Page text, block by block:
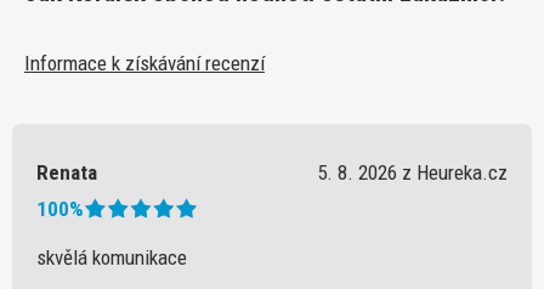
Informace k získávání recenzí
Renata
5. 8. 2026 z Heureka.cz
100%
skvělá komunikace